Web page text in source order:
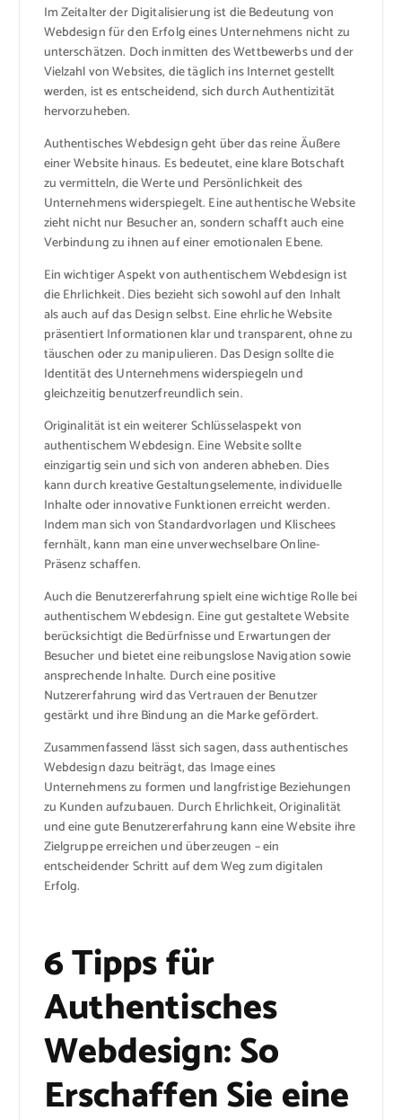
Im Zeitalter der Digitalisierung ist die Bedeutung von
Webdesign für den Erfolg eines Unternehmens nicht zu
unterschätzen. Doch inmitten des Wettbewerbs und der
Vielzahl von Websites, die täglich ins Internet gestellt
werden, ist es entscheidend, sich durch Authentizität
hervorzuheben.
Authentisches Webdesign geht über das reine Äußere
einer Website hinaus. Es bedeutet, eine klare Botschaft
zu vermitteln, die Werte und Persönlichkeit des
Unternehmens widerspiegelt. Eine authentische Website
zieht nicht nur Besucher an, sondern schafft auch eine
Verbindung zu ihnen auf einer emotionalen Ebene.
Ein wichtiger Aspekt von authentischem Webdesign ist
die Ehrlichkeit. Dies bezieht sich sowohl auf den Inhalt
als auch auf das Design selbst. Eine ehrliche Website
präsentiert Informationen klar und transparent, ohne zu
täuschen oder zu manipulieren. Das Design sollte die
Identität des Unternehmens widerspiegeln und
gleichzeitig benutzerfreundlich sein.
Originalität ist ein weiterer Schlüsselaspekt von
authentischem Webdesign. Eine Website sollte
einzigartig sein und sich von anderen abheben. Dies
kann durch kreative Gestaltungselemente, individuelle
Inhalte oder innovative Funktionen erreicht werden.
Indem man sich von Standardvorlagen und Klischees
fernhält, kann man eine unverwechselbare Online-
Präsenz schaffen.
Auch die Benutzererfahrung spielt eine wichtige Rolle bei
authentischem Webdesign. Eine gut gestaltete Website
berücksichtigt die Bedürfnisse und Erwartungen der
Besucher und bietet eine reibungslose Navigation sowie
ansprechende Inhalte. Durch eine positive
Nutzererfahrung wird das Vertrauen der Benutzer
gestärkt und ihre Bindung an die Marke gefördert.
Zusammenfassend lässt sich sagen, dass authentisches
Webdesign dazu beiträgt, das Image eines
Unternehmens zu formen und langfristige Beziehungen
zu Kunden aufzubauen. Durch Ehrlichkeit, Originalität
und eine gute Benutzererfahrung kann eine Website ihre
Zielgruppe erreichen und überzeugen – ein
entscheidender Schritt auf dem Weg zum digitalen
Erfolg.
6 Tipps für
Authentisches
Webdesign: So
Erschaffen Sie eine